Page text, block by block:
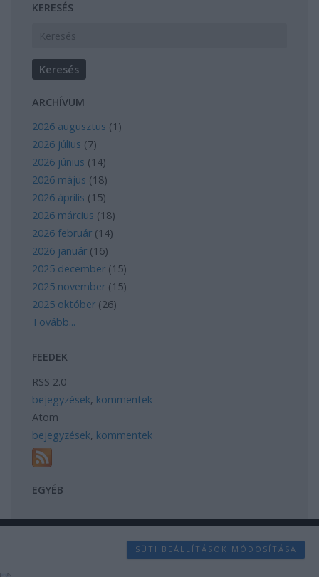
KERESÉS
ARCHÍVUM
2026 augusztus (1 )
2026 július (7)
2026 június (14)
2026 május (18)
2026 április (15)
2026 március (18)
2026 február (14)
2026 január (16)
2025 december (15)
2025 november (15)
2025 október (26)
Tovább...
FEEDEK
RSS 2.0
bejegyzések, kommentek
Atom
bejegyzések, kommentek
EGYÉB
SÜTI BEÁLLÍTÁSOK MÓDOSÍTÁSA